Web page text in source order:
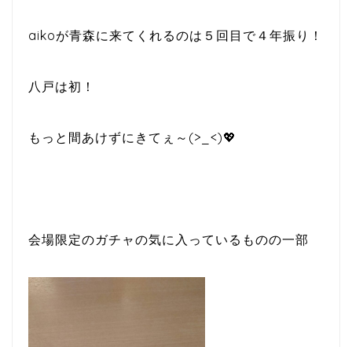
aikoが青森に来てくれるのは５回目で４年振り！
八戸は初！
もっと間あけずにきてぇ～(>_<)💖
会場限定のガチャの気に入っているものの一部